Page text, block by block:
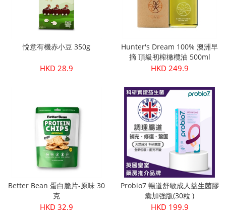
Organic
悅意有機赤小豆 350g
HKD 28.9
Hunter's Dream 100% 澳洲早
摘 頂級初榨橄欖油 500ml
HKD 249.9
Better Bean 蛋白脆片-原味 30
克
HKD 32.9
Probio7 暢道舒敏成人益生菌膠
囊加強版(30粒 )
HKD 199.9